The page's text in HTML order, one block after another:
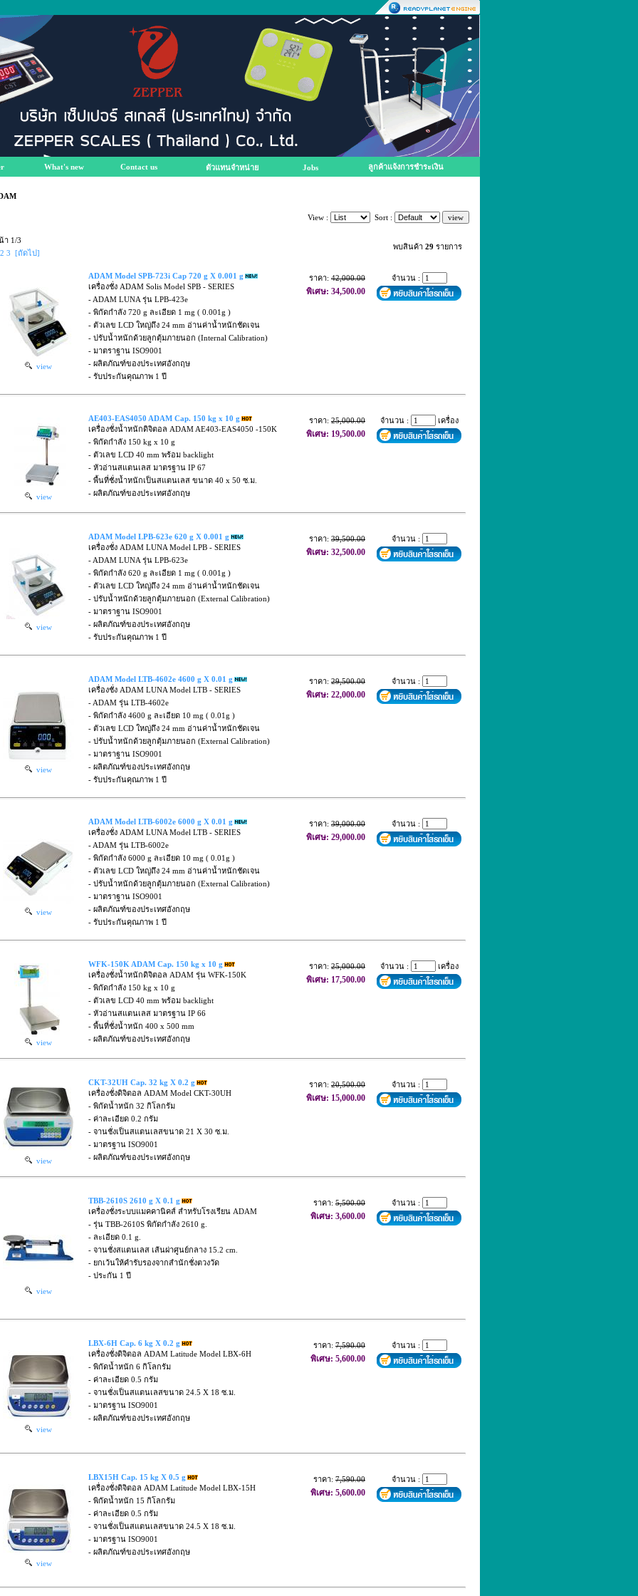
What's new Contact us ตัวแทนจำหน่าย Jobs ลูกค้าแจ้งการชำระเงิน
View : Sort :
า 1/3
2 3 [ถัดไป]
พบสินค้า 29 รายการ
view
ADAM Model SPB-723i Cap 720 g X 0.001 g
เครื่องชั่ง ADAM Solis Model SPB - SERIES
- ADAM LUNA รุ่น LPB-423e
- พิกัดกำลัง 720 g ละเอียด 1 mg ( 0.001g )
- ตัวเลข LCD ใหญ่ถึง 24 mm อ่านค่าน้ำหนักชัดเจน
- ปรับน้ำหนักด้วยลูกตุ้มภายนอก (Internal Calibration)
- มาตราฐาน ISO9001
- ผลิตภัณฑ์ของประเทศอังกฤษ
- รับประกันคุณภาพ 1 ปี
ราคา: 42,000.00
พิเศษ: 34,500.00
จำนวน :
view
AE403-EAS4050 ADAM Cap. 150 kg x 10 g
เครื่องชั่งน้ำหนักดิจิตอล ADAM AE403-EAS4050 -150K
- พิกัดกำลัง 150 kg x 10 g
- ตัวเลข LCD 40 mm พร้อม backlight
- หัวอ่านสแตนเลส มาตรฐาน IP 67
- พื้นที่ชั่งน้ำหนักเป็นสแตนเลส ขนาด 40 x 50 ซ.ม.
- ผลิตภัณฑ์ของประเทศอังกฤษ
ราคา: 25,000.00
พิเศษ: 19,500.00
จำนวน : เครื่อง
view
ADAM Model LPB-623e 620 g X 0.001 g
เครื่องชั่ง ADAM LUNA Model LPB - SERIES
- ADAM LUNA รุ่น LPB-623e
- พิกัดกำลัง 620 g ละเอียด 1 mg ( 0.001g )
- ตัวเลข LCD ใหญ่ถึง 24 mm อ่านค่าน้ำหนักชัดเจน
- ปรับน้ำหนักด้วยลูกตุ้มภายนอก (External Calibration)
- มาตราฐาน ISO9001
- ผลิตภัณฑ์ของประเทศอังกฤษ
- รับประกันคุณภาพ 1 ปี
ราคา: 39,500.00
พิเศษ: 32,500.00
จำนวน :
view
ADAM Model LTB-4602e 4600 g X 0.01 g
เครื่องชั่ง ADAM LUNA Model LTB - SERIES
- ADAM รุ่น LTB-4602e
- พิกัดกำลัง 4600 g ละเอียด 10 mg ( 0.01g )
- ตัวเลข LCD ใหญ่ถึง 24 mm อ่านค่าน้ำหนักชัดเจน
- ปรับน้ำหนักด้วยลูกตุ้มภายนอก (External Calibration)
- มาตราฐาน ISO9001
- ผลิตภัณฑ์ของประเทศอังกฤษ
- รับประกันคุณภาพ 1 ปี
ราคา: 29,500.00
พิเศษ: 22,000.00
จำนวน :
view
ADAM Model LTB-6002e 6000 g X 0.01 g
เครื่องชั่ง ADAM LUNA Model LTB - SERIES
- ADAM รุ่น LTB-6002e
- พิกัดกำลัง 6000 g ละเอียด 10 mg ( 0.01g )
- ตัวเลข LCD ใหญ่ถึง 24 mm อ่านค่าน้ำหนักชัดเจน
- ปรับน้ำหนักด้วยลูกตุ้มภายนอก (External Calibration)
- มาตราฐาน ISO9001
- ผลิตภัณฑ์ของประเทศอังกฤษ
- รับประกันคุณภาพ 1 ปี
ราคา: 39,000.00
พิเศษ: 29,000.00
จำนวน :
view
WFK-150K ADAM Cap. 150 kg x 10 g
เครื่องชั่งน้ำหนักดิจิตอล ADAM รุ่น WFK-150K
- พิกัดกำลัง 150 kg x 10 g
- ตัวเลข LCD 40 mm พร้อม backlight
- หัวอ่านสแตนเลส มาตรฐาน IP 66
- พื้นที่ชั่งน้ำหนัก 400 x 500 mm
- ผลิตภัณฑ์ของประเทศอังกฤษ
ราคา: 25,000.00
พิเศษ: 17,500.00
จำนวน : เครื่อง
view
CKT-32UH Cap. 32 kg X 0.2 g
เครื่องชั่งดิจิตอล ADAM Model CKT-30UH
- พิกัดน้ำหนัก 32 กิโลกรัม
- ค่าละเอียด 0.2 กรัม
- จานชั่งเป็นสแตนเลสขนาด 21 X 30 ซ.ม.
- มาตรฐาน ISO9001
- ผลิตภัณฑ์ของประเทศอังกฤษ
ราคา: 20,500.00
พิเศษ: 15,000.00
จำนวน :
view
TBB-2610S 2610 g X 0.1 g
เครื่องชั่งระบบแมคคานิคส์ สำหรับโรงเรียน ADAM
- รุ่น TBB-2610S พิกัดกำลัง 2610 g.
- ละเอียด 0.1 g.
- จานชั่งสแตนเลส เส้นผ่าศูนย์กลาง 15.2 cm.
- ยกเว้นให้คำรับรองจากสำนักชั่งตวงวัด
- ประกัน 1 ปี
ราคา: 5,500.00
พิเศษ: 3,600.00
จำนวน :
view
LBX-6H Cap. 6 kg X 0.2 g
เครื่องชั่งดิจิตอล ADAM Latitude Model LBX-6H
- พิกัดน้ำหนัก 6 กิโลกรัม
- ค่าละเอียด 0.5 กรัม
- จานชั่งเป็นสแตนเลสขนาด 24.5 X 18 ซ.ม.
- มาตรฐาน ISO9001
- ผลิตภัณฑ์ของประเทศอังกฤษ
ราคา: 7,590.00
พิเศษ: 5,600.00
จำนวน :
view
LBX15H Cap. 15 kg X 0.5 g
เครื่องชั่งดิจิตอล ADAM Latitude Model LBX-15H
- พิกัดน้ำหนัก 15 กิโลกรัม
- ค่าละเอียด 0.5 กรัม
- จานชั่งเป็นสแตนเลสขนาด 24.5 X 18 ซ.ม.
- มาตรฐาน ISO9001
- ผลิตภัณฑ์ของประเทศอังกฤษ
ราคา: 7,590.00
พิเศษ: 5,600.00
จำนวน :